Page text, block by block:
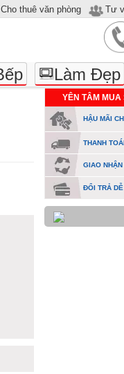
Cho thuê văn phòng Tư
Làm Đẹp
YÊN TÂM MUA
HẬU MÃI
THANH
GIAO
ĐỔI TRẢ